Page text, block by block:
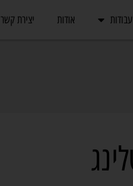
אודות יצירת קשר